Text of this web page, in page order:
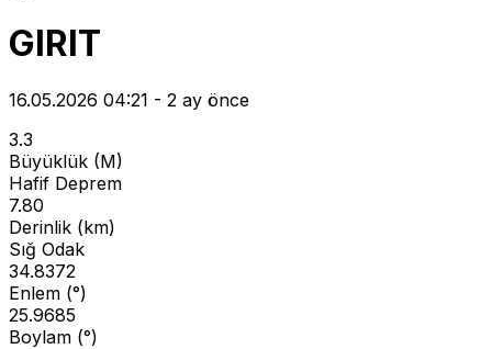
GIRIT
16.05.2026 04:21 - 2 ay önce
3.3
Büyüklük (M)
Hafif Deprem
7.80
Derinlik (km)
Sığ Odak
34.8372
Enlem (°)
25.9685
Boylam (°)